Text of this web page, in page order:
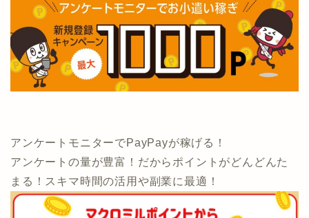
アンケートモニターでPayPayが稼げる！
アンケートの量が豊富！だからポイントがどんどんた
まる！スキマ時間の活用や副業に最適！